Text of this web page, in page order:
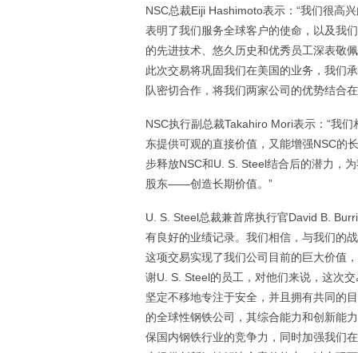
NSC总裁Eiji Hashimoto表示：“我们很高
表明了我们服务全球客户的使命，以及我
的先进技术、悠久历史和优秀员工深表敬
此次交易将巩固我们在美国的业务，我们
队密切合作，将我们两家公司的优势结合
NSC执行副总裁Takahiro Mori表示：“我
东提供可观的直接价值，又能增强NSC的
步释放NSC和U. S. Steel结合后的潜力，
股东——创造长期价值。”
U. S. Steel总裁兼首席执行官David B.
有良好的业绩记录。我们相信，与我们的
这项交易实现了我们公司目前的巨大价值
谢U. S. Steel的员工，对他们来说，这次
坚定不移地专注于安全，并且拥有共同的
的全球性钢铁公司，其综合能力和创新能
保国内钢铁行业的竞争力，同时加强我们